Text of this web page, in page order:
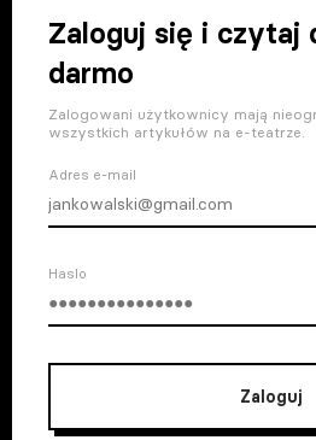
Zaloguj się i czytaj
darmo
Zalogowani użytkownicy mają
wszystkich artykułów na e-teatrze.
Adres e-mail
Haslo
Zaloguj